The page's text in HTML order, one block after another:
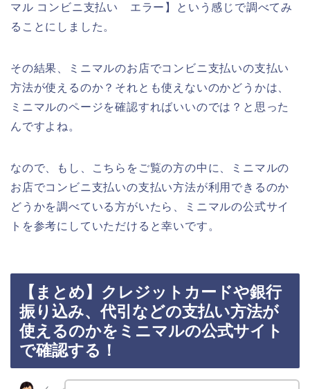
マル コンビニ支払い エラー】という感じで調べてみ
ることにしました。
その結果、ミニマルのお店でコンビニ支払いの支払い
方法が使えるのか？それとも使えないのかどうかは、
ミニマルのページを確認すればいいのでは？と思った
んですよね。
なので、もし、こちらをご覧の方の中に、ミニマルの
お店でコンビニ支払いの支払い方法が利用できるのか
どうかを調べている方がいたら、ミニマルの公式サイ
トを参考にしていただけると幸いです。
【まとめ】クレジットカードや銀行
振り込み、代引などの支払い方法が
使えるのかをミニマルの公式サイト
で確認する！